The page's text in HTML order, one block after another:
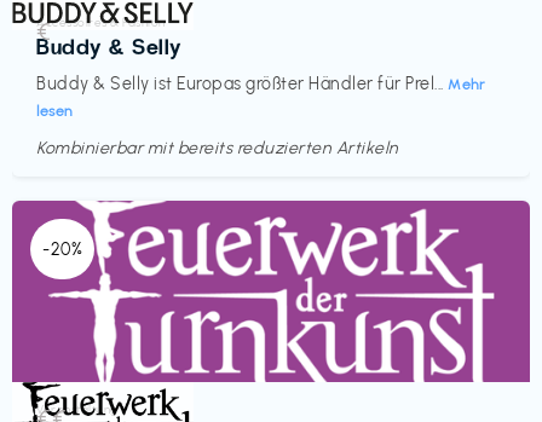
Accessoires & Fashion
Buddy & Selly
Buddy & Selly ist Europas größter Händler für Prel... Mehr
lesen
€‎
Kombinierbar mit bereits reduzierten Artikeln
-20%
Veranstaltung